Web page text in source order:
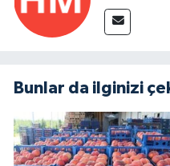
Bunlar da ilginizi